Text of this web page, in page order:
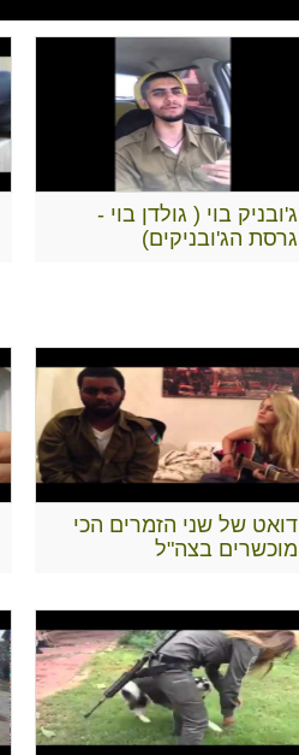
ג'ובניק בוי ( גולדן בוי -
גרסת הג'ובניקים)
דואט של שני הזמרים הכי
מוכשרים בצה"ל